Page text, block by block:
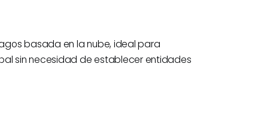
basada en la nube, ideal para
sin necesidad de establecer entidades